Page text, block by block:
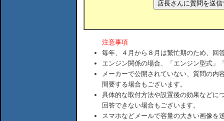
注意事項
毎年、４月から８月は繁忙期のため、回
エンジン関係の場合、「エンジン型式」
メーカーで公開されていない、質問の内
間要する場合もございます。
具体的な取付方法や設置後の効果などに
回答できない場合もございます。
スマホなどメールで容量の大きい画像を